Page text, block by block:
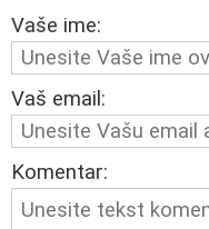
Vaše ime:
Vaš email:
Komentar: